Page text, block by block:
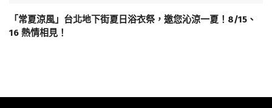
「常夏涼風」台北地下街夏日浴衣祭，邀您沁涼一夏！8/15、
16 熱情相見！